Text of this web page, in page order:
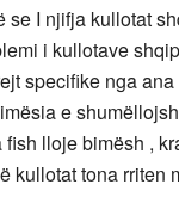
se I njifja kullotat
i kullotave
specifike nga
e
lloje bimësh ,
kullotat tona rriten